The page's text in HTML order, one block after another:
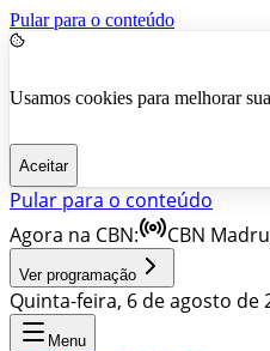
Pular para o conteúdo
Usamos cookies para melhorar
Aceitar
Pular para o conteúdo
Agora na CBN:
CBN
Ver programação
Quinta-feira, 6 de agosto de
Menu